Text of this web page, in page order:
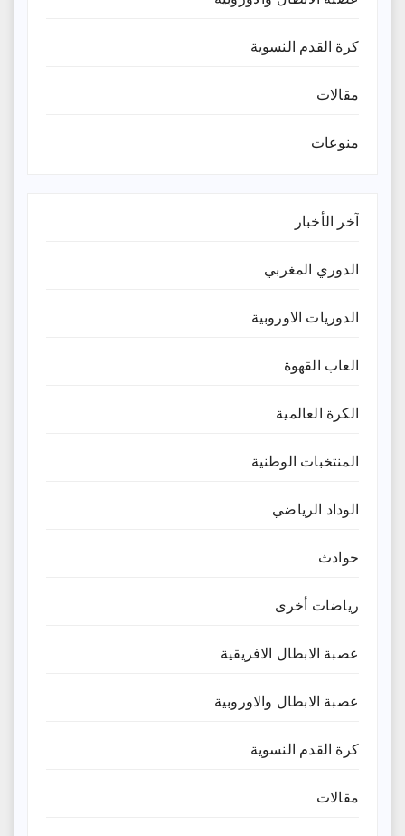
كرة القدم النسوية
مقالات
منوعات
آخر الأخبار
الدوري المغربي
الدوريات الاوروبية
العاب القهوة
الكرة العالمية
المنتخبات الوطنية
الوداد الرياضي
حوادث
رياضات أخرى
عصبة الابطال الافريقية
عصبة الابطال والاوروبية
كرة القدم النسوية
مقالات